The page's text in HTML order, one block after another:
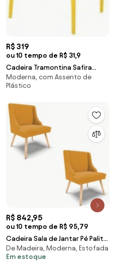
R$ 319
ou 10 tempo de R$ 31,9
Cadeira Tramontina Safira
Amarela em Polipropileno e
Fibra de Vidro
Moderna, com Assento de
Plástico
R$ 842,95
ou 10 tempo de R$ 95,79
Cadeira Sala de Jantar Pé Palito
Natural kit 2 Liz Bouclê D03 -
D'Rossi - Mostarda
De Madeira, Moderna, Estofada
Em estoque